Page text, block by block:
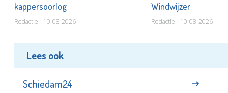
kappersoorlog
Redactie - 10-08-2026
Windwijzer
Redactie - 10-08-2026
Lees ook
Schiedam24